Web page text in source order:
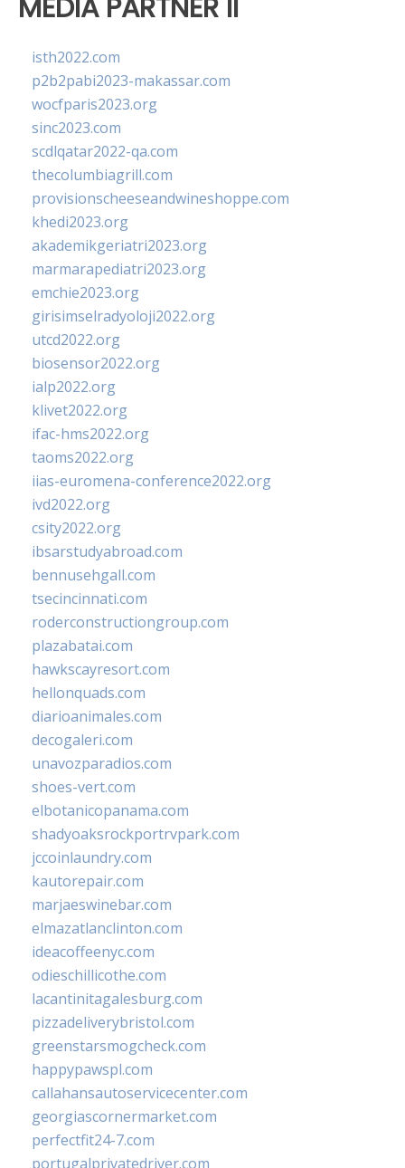
isth2022.com
p2b2pabi2023-makassar.com
wocfparis2023.org
sinc2023.com
scdlqatar2022-qa.com
thecolumbiagrill.com
provisionscheeseandwineshoppe.com
khedi2023.org
akademikgeriatri2023.org
marmarapediatri2023.org
emchie2023.org
girisimselradyoloji2022.org
utcd2022.org
biosensor2022.org
ialp2022.org
klivet2022.org
ifac-hms2022.org
taoms2022.org
iias-euromena-conference2022.org
ivd2022.org
csity2022.org
ibsarstudyabroad.com
bennusehgall.com
tsecincinnati.com
roderconstructiongroup.com
plazabatai.com
hawkscayresort.com
hellonquads.com
diarioanimales.com
decogaleri.com
unavozparadios.com
shoes-vert.com
elbotanicopanama.com
shadyoaksrockportrvpark.com
jccoinlaundry.com
kautorepair.com
marjaeswinebar.com
elmazatlanclinton.com
ideacoffeenyc.com
odieschillicothe.com
lacantinitagalesburg.com
pizzadeliverybristol.com
greenstarsmogcheck.com
happypawspl.com
callahansautoservicecenter.com
georgiascornermarket.com
perfectfit24-7.com
portugalprivatedriver.com